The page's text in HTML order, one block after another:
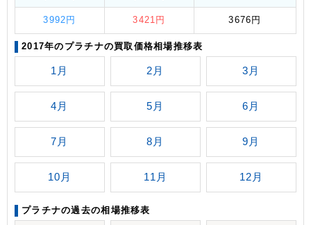
3992円 3421円 3676円
2017年のプラチナの買取価格相場推移表
1月 2月 3月
4月 5月 6月
7月 8月 9月
10月 11月 12月
プラチナの過去の相場推移表